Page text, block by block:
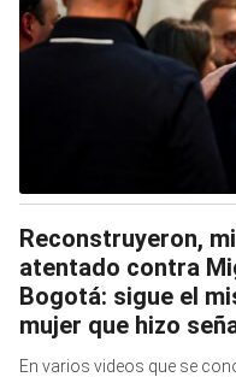
Reconstruyeron,
atentado contra
Bogotá: sigue el
mujer que hizo
En varios videos que se